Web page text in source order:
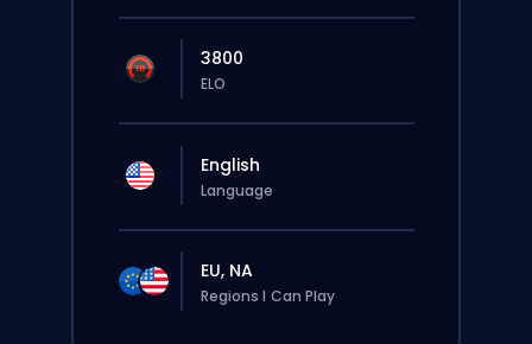
3800
ELO
English
Language
EU, NA
Regions I Can Play